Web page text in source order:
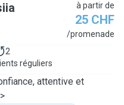
à partir de
25 CHF
/promenade
2
réguliers
attentive et